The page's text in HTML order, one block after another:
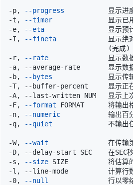
-p, --progress
-t,
--timer
-e,
--eta
显示预
-I,
--fineta
(完成)
-r,
--rate
-b,
--bytes
-F,
--format
-n,
--numeric
-q,
--quiet
-W, --wait
-s,
--size
-0,
--null